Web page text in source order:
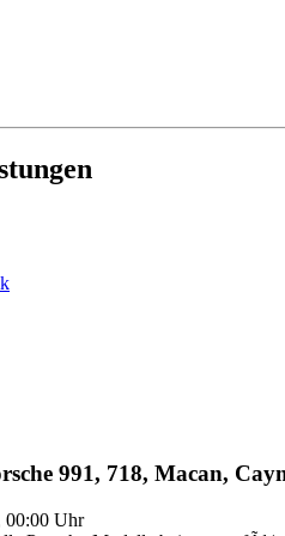
991, 718, Macan,
00:00 Uhr